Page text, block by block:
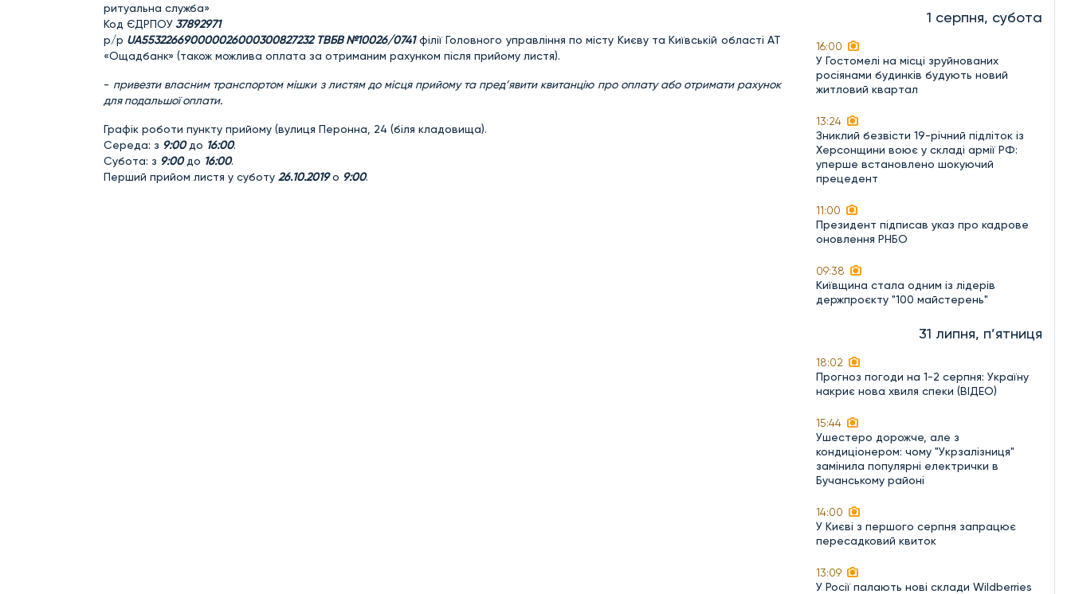
ритуальна служба»
Код ЄДРПОУ 37892971
р/р UA553226690000026000300827232 ТВБВ №10026/0741філії Головного управління по місту Києву та Київській області АТ
«Ощадбанк» (також можлива оплата за отриманим рахунком після прийому листя).
- привезти власним транспортом мішки з листям до місця прийому та пред’явити квитанцію про оплату або отримати рахунок
для подальшої оплати.
Графік роботи пункту прийому (вулиця Перонна, 24 (біля кладовища).
Середа: з 9:00до 16:00.
Субота: з 9:00до 16:00.
Перший прийом листя у суботу 26.10.2019о 9:00.
1 серпня, субота
16:00
У Гостомелі на місці зруйнованих
росіянами будинків будують новий
житловий квартал
13:24
Зниклий безвісти 19-річний підліток із
Херсонщини воює у складі армії РФ:
уперше встановлено шокуючий
прецедент
11:00
Президент підписав указ про кадрове
оновлення РНБО
09:38
Київщина стала одним із лідерів
держпроєкту "100 майстерень"
31 липня, п’ятниця
18:02
Прогноз погоди на 1-2 серпня: Україну
накриє нова хвиля спеки (ВІДЕО)
15:44
Ушестеро дорожче, але з
кондиціонером: чому "Укрзалізниця"
замінила популярні електрички в
Бучанському районі
14:00
У Києві з першого серпня запрацює
пересадковий квиток
13:09
У Росії палають нові склади Wildberries